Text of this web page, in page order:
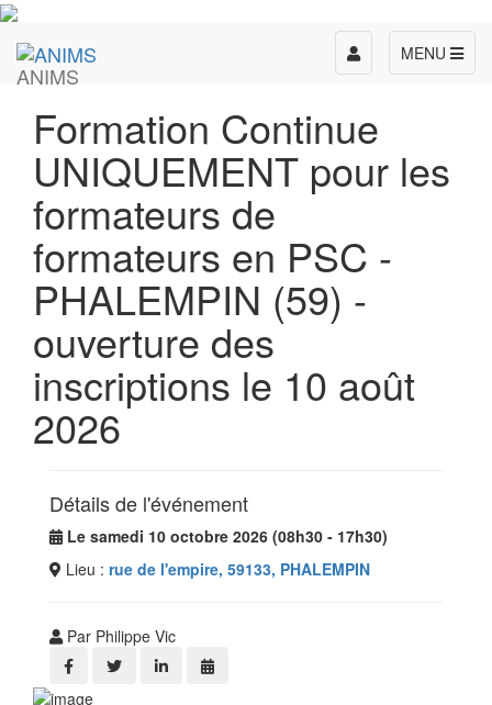
ANIMS
MENU
Toggle
navigation
Formation Continue
UNIQUEMENT pour les
formateurs de
formateurs en PSC -
PHALEMPIN (59) -
ouverture des
inscriptions le 10 août
2026
Détails de l'événement
Le samedi 10 octobre 2026 (08h30 - 17h30)
Lieu : rue de l'empire, 59133, PHALEMPIN
Par Philippe Vic